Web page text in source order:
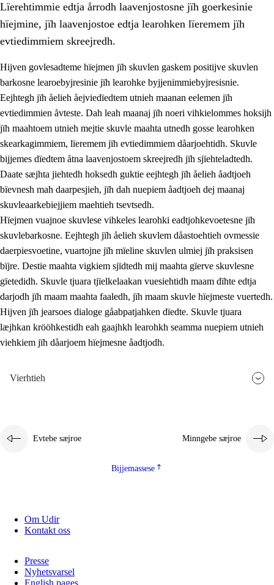
3. Prinsihph skuvlen rïektesisnie
3.1 Feerhmeles lïeremebyjrese
3.2 Ööhpehtimmie jïh sjïehtedamme lïerehtimmie
3.3 Gåetie jïh skuvle laavenjostoeh
3.4 Lïerehtimmie learoesïeltesne jïh barkoejielemisnie
3.5 Profesjonsektievoete jïh skuvleevtiedimmie
Lïerehtimmie edtja årrodh laavenjostosne jïh goerkesinie
hïejmine, jïh laavenjostoe edtja learohken lïeremem jïh
evtiedimmiem skreejredh.
Hijven govlesadteme hïejmen jïh skuvlen gaskem positijve skuvlen
barkosne learoebyjresinie jïh learohke byjjenimmiebyjresisnie.
Eejhtegh jïh åelieh åejviedïedtem utnieh maanan eelemen jïh
evtiedimmien åvteste. Dah leah maanaj jïh noeri vihkielommes hoksijh
jïh maahtoem utnieh mejtie skuvle maahta utnedh gosse learohken
skearkagimmiem, lïeremem jïh evtiedimmiem dåarjoehtidh. Skuvle
bijjemes dïedtem åtna laavenjostoem skreejredh jïh sjïehteladtedh.
Daate sæjhta jiehtedh hoksedh guktie eejhtegh jïh åelieh åadtjoeh
bïevnesh mah daarpesjieh, jïh dah nuepiem åadtjoeh dej maanaj
skuvleaarkebiejjiem maehtieh tsevtsedh.
Hïejmen vuajnoe skuvlese vihkeles learohki eadtjohkevoetesne jïh
skuvlebarkosne. Eejhtegh jïh åelieh skuvlem dåastoehtieh ovmessie
daerpiesvoetine, vuartojne jïh mïeline skuvlen ulmiej jïh praksisen
bïjre. Destie maahta vigkiem sjïdtedh mij maahta gïerve skuvlesne
gïetedidh. Skuvle tjuara tjïelkelaakan vuesiehtidh maam dïhte edtja
darjodh jïh maam maahta faaledh, jïh maam skuvle hïejmeste vuertedh.
Hijven jïh jearsoes dialoge gåabpatjahken dïedte. Skuvle tjuara
læjhkan krööhkestidh eah gaajhkh learohkh seamma nuepiem utnieh
viehkiem jïh dåarjoem hïejmesne åadtjodh.
Vierhtieh
Evtebe sæjroe Minngebe sæjroe
Bijjemassese
Om Udir
Kontakt oss
Presse
Nyhetsvarsel